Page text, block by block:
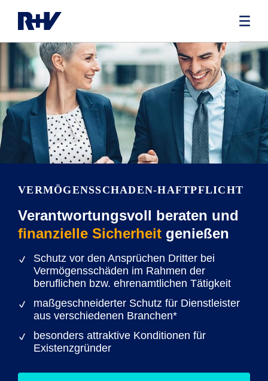
VERMÖGENS­SCHADEN-HAFTPFLICHT­
Verantwortungsvoll beraten und
finanzielle Sicherheit genießen
Schutz vor den Ansprüchen Dritter bei
Vermögensschäden im Rahmen der
beruflichen bzw. ehrenamtlichen Tätigkeit
maßgeschneiderter Schutz für Dienstleister
aus verschiedenen Branchen*
besonders attraktive Konditionen für
Existenzgründer